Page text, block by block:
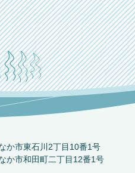
市東石川2丁目10番1号
市和田町二丁目12番1号